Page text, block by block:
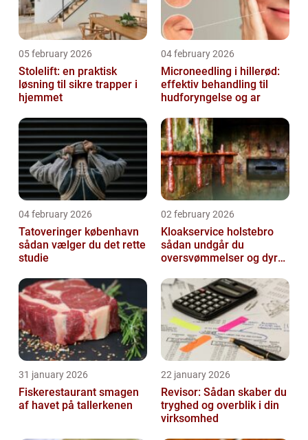
05 february 2026
Stolelift: en praktisk
løsning til sikre trapper i
hjemmet
04 february 2026
Microneedling i hillerød:
effektiv behandling til
hudforyngelse og ar
04 february 2026
Tatoveringer københavn
sådan vælger du det rette
studie
02 february 2026
Kloakservice holstebro
sådan undgår du
oversvømmelser og dyre
31 january 2026
Fiskerestaurant smagen
af havet på tallerkenen
22 january 2026
Revisor: Sådan skaber du
tryghed og overblik i din
virksomhed